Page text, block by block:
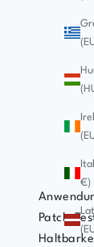
€)
Patch-